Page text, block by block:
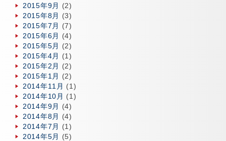
2015年9月
(2)
2015年8月
(3)
2015年7月
(7)
2015年6月
(4)
2015年5月
(2)
2015年4月
(1)
2015年2月
(2)
2015年1月
(2)
2014年11月 (1)
2014年10月 (1)
2014年9月
(4)
2014年8月
(4)
2014年7月
(1)
2014年5月
(5)